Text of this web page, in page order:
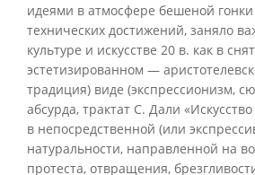
идеями в атмосфере бешеной
технических достижений, заняло
культуре и искусстве 20 в. как в
эстетизированном —
традиция) виде (экспрессионизм,
абсурда, трактат С. Дали
в непосредственной (или
натуральности, направленной на
протеста, отвращения,